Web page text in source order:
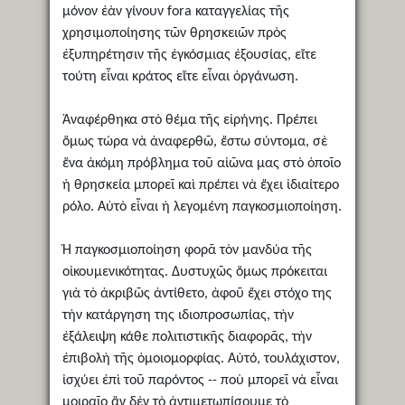
μόνον ἐὰν γίνουν fora καταγγελίας τῆς
χρησιμοποίησης τῶν θρησκειῶν πρὸς
ἐξυπηρέτησιν τῆς ἐγκόσμιας ἐξουσίας, εἴτε
τούτη εἶναι κράτος εἴτε εἶναι ὀργάνωση.
Ἀναφέρθηκα στὸ θέμα τῆς εἰρήνης. Πρέπει
ὅμως τώρα νὰ ἀναφερθῶ, ἔστω σύντομα, σὲ
ἕνα ἀκόμη πρόβλημα τοῦ αἰῶνα μας στὸ ὁποῖο
ἡ θρησκεία μπορεῖ καὶ πρέπει νὰ ἔχει ἰδιαίτερο
ρόλο. Αὐτὸ εἶναι ἡ λεγομένη παγκοσμιοποίηση.
Ἡ παγκοσμιοποίηση φορᾶ τὸν μανδύα τῆς
οἰκουμενικότητας. Δυστυχῶς ὅμως πρόκειται
γιὰ τὸ ἀκριβῶς ἀντίθετο, ἀφοῦ ἔχει στόχο της
τὴν κατάργηση της ιδιοπροσωπίας, τὴν
ἐξάλειψη κάθε πολιτιστικῆς διαφορᾶς, τὴν
ἐπιβολὴ τῆς ὁμοιομορφίας. Αὐτό, τουλάχιστον,
ἰσχύει ἐπὶ τοῦ παρόντος -- ποὺ μπορεῖ νὰ εἶναι
μοιραῖο ἂν δὲν τὸ ἀντιμετωπίσουμε τὸ